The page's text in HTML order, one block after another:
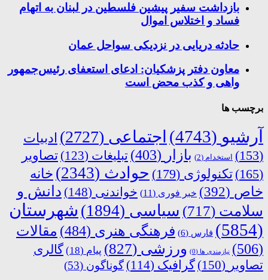
بازداشت سفیر پیشین فلسطین در لبنان به اتهام
فساد و اختلاس اموال
حادثه دریایی در نزدیکی سواحل عمان
معاون دفتر پزشکیان: ادعای استعفای رئیس‌جمهور
واهی و کذب محض است
برچسب ها
آرشیو (4743) اجتماعی (2727)
ادبیات
(153)
استخدام (2) بازار (403) تبلیغات (123)
تصاویر
(165)
تکنولوژی (179) حوادث (2343)
خانه
خاص (392) خبر فوری (11) خواندنی (148)
دانش و
سلامت (717) سیاسی (1894)
شهرستان
(5854)
فارس (6) فرهنگی هنری (484)
مقالات
(506)
نیازمندی ها (0) ورزشی (827) پیام (18)
گالری
تصاویر (150) گرافیک (114) گوناگون (53)